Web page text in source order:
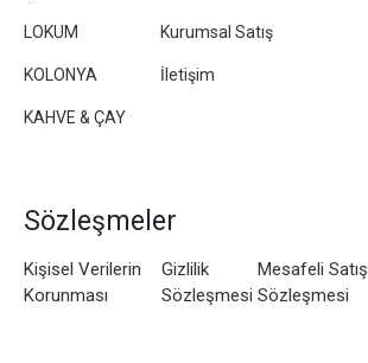
LOKUM
KOLONYA
KAHVE & ÇAY
Kurumsal Satış
İletişim
Sözleşmeler
Kişisel Verilerin
Korunması
Gizlilik
Sözleşmesi
Mesafeli Satış
Sözleşmesi